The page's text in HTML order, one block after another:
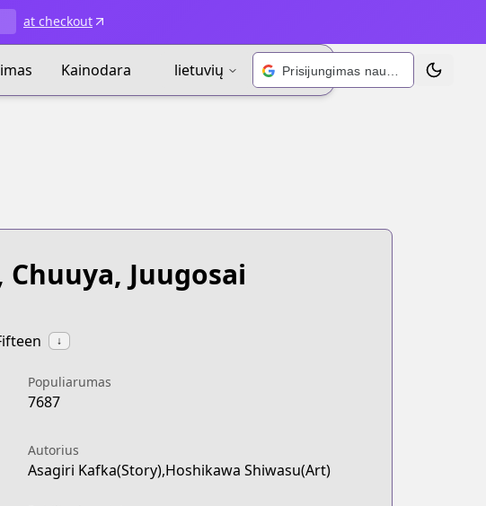
at checkout
Kainodara lietuvių Perjungti
Juugosai
↓
Populiarumas
7687
Autorius
Asagiri Kafka(Story),Hoshikawa Shiwasu(Art)